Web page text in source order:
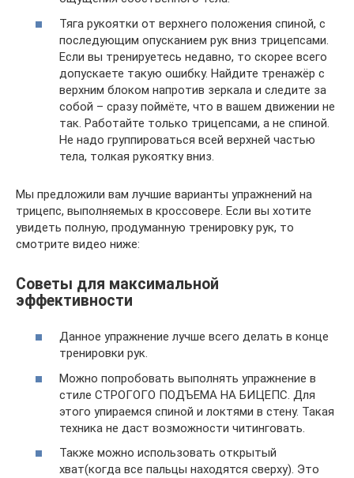
Тяга рукоятки от верхнего положения спиной, с
последующим опусканием рук вниз трицепсами.
Если вы тренируетесь недавно, то скорее всего
допускаете такую ошибку. Найдите тренажёр с
верхним блоком напротив зеркала и следите за
собой – сразу поймёте, что в вашем движении не
так. Работайте только трицепсами, а не спиной.
Не надо группироваться всей верхней частью
тела, толкая рукоятку вниз.
Мы предложили вам лучшие варианты упражнений на
трицепс, выполняемых в кроссовере. Если вы хотите
увидеть полную, продуманную тренировку рук, то
смотрите видео ниже:
Советы для максимальной
эффективности
Данное упражнение лучше всего делать в конце
тренировки рук.
Можно попробовать выполнять упражнение в
стиле СТРОГОГО ПОДЪЕМА НА БИЦЕПС. Для
этого упираемся спиной и локтями в стену. Такая
техника не даст возможности читинговать.
Также можно использовать открытый
хват(когда все пальцы находятся сверху). Это